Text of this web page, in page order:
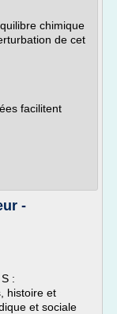
chimique
de cet
facilitent
-
:
histoire et
et sociale